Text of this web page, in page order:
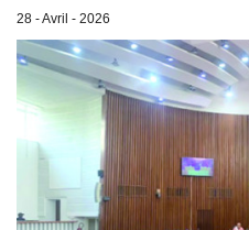
28 - Avril - 2026